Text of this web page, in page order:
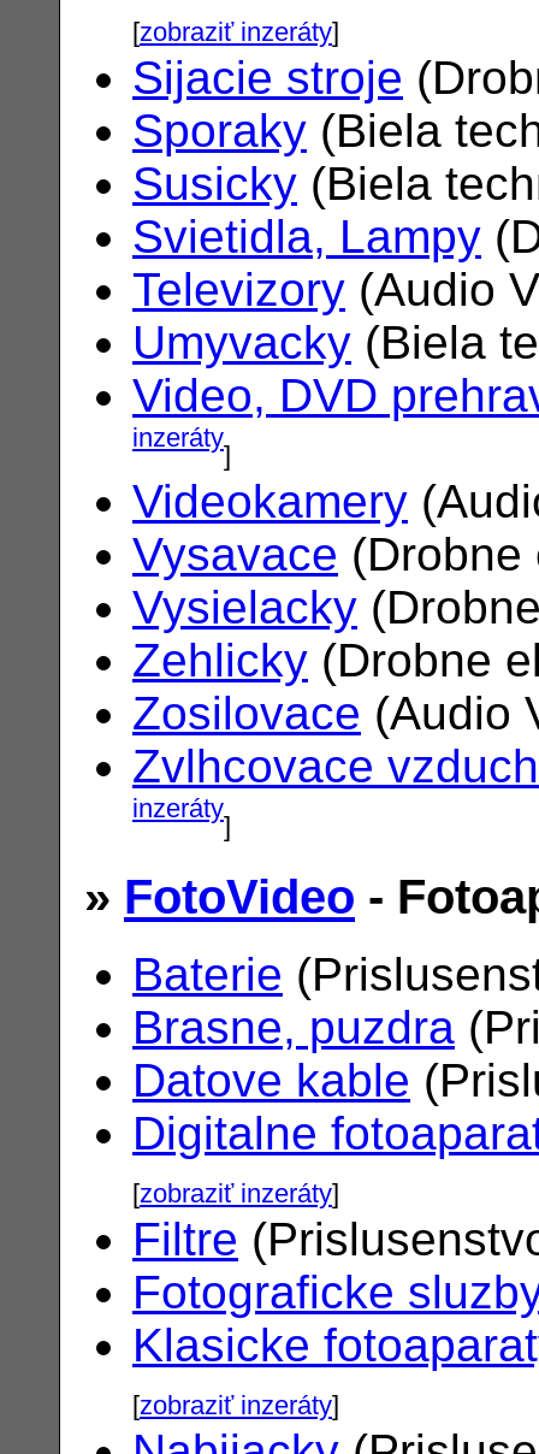
[zobraziť inzeráty]
Sijacie stroje
Sporaky (Biela
Susicky (Biela
Svietidla, Lampy
Televizory (Audio
Umyvacky (Biela
Video, DVD
inzeráty]
Videokamery
Vysavace
Vysielacky
Zehlicky (Drobne
Zosilovace (Audio
Zvlhcovace
inzeráty]
» FotoVideo -
Baterie
Brasne, puzdra
Datove kable
Digitalne
[zobraziť inzeráty]
Filtre
Fotograficke
Klasicke
[zobraziť inzeráty]